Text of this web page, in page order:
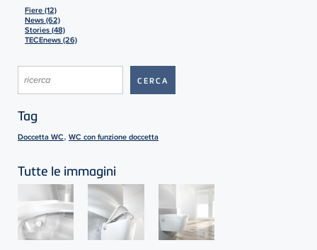
Fiere (12)
News (62)
Stories (48)
TECEnews (26)
Tag
Doccetta WC, WC con funzione doccetta
Tutte le immagini